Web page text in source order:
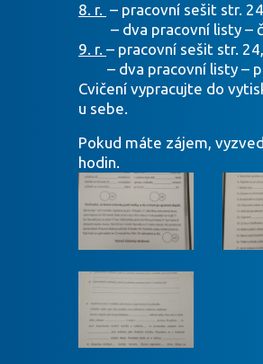
8. r. – pracovní sešit str.
– dva pracovní listy –
9. r. – pracovní sešit str.
– dva pracovní listy –
Cvičení vypracujte do
u sebe.
Pokud máte zájem,
hodin.